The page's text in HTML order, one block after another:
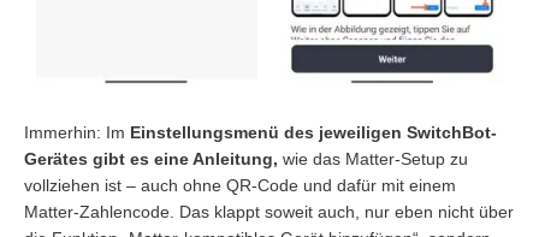
Immerhin: Im Einstellungsmenü des jeweiligen SwitchBot-
Gerätes gibt es eine Anleitung, wie das Matter-Setup zu
vollziehen ist – auch ohne QR-Code und dafür mit einem
Matter-Zahlencode. Das klappt soweit auch, nur eben nicht über